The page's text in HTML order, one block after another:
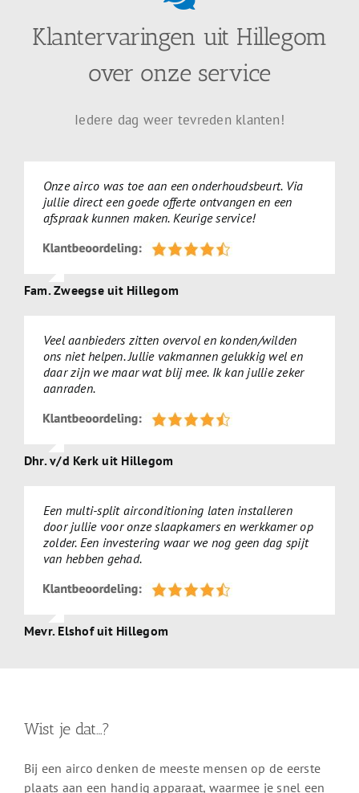
Klantervaringen uit Hillegom
over onze service
Iedere dag weer tevreden klanten!
Onze airco was toe aan een onderhoudsbeurt. Via
jullie direct een goede offerte ontvangen en een
afspraak kunnen maken. Keurige service!
Fam. Zweegse uit Hillegom
Veel aanbieders zitten overvol en konden/wilden
ons niet helpen. Jullie vakmannen gelukkig wel en
daar zijn we maar wat blij mee. Ik kan jullie zeker
aanraden.
Dhr. v/d Kerk uit Hillegom
Een multi-split airconditioning laten installeren
door jullie voor onze slaapkamers en werkkamer op
zolder. Een investering waar we nog geen dag spijt
van hebben gehad.
Mevr. Elshof uit Hillegom
Wist je dat…?
Bij een airco denken de meeste mensen op de eerste
plaats aan een handig apparaat, waarmee je snel een